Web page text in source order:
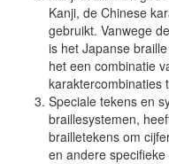
Kanji, de Chinese
gebruikt. Vanwege
is het Japanse
het een combinatie
karaktercombinaties
Speciale tekens en
braillesystemen,
brailletekens om
en andere